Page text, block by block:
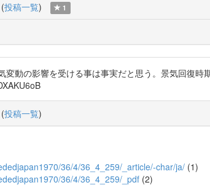
(投稿一覧) 1
動の影響を受ける事は事実だと思う。景気回復
(投稿一覧)
36/4/36_4_259/_article/-char/ja/ (1)
36/4/36_4_259/_pdf (2)